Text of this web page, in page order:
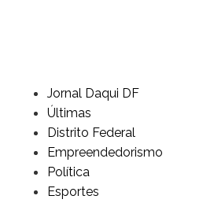
Jornal Daqui DF
Últimas
Distrito Federal
Empreendedorismo
Política
Esportes